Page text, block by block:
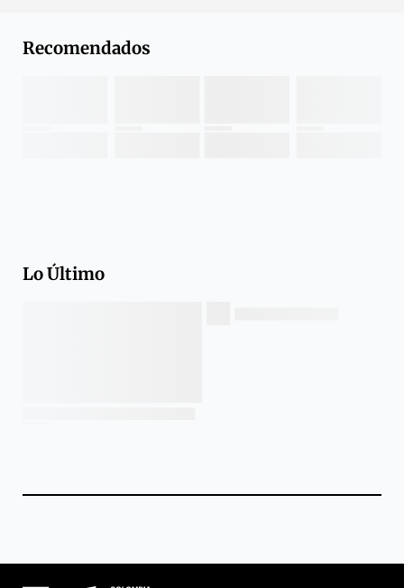
Recomendados
Lo Último